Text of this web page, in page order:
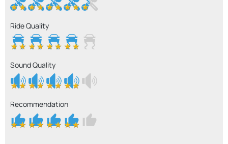
Ride Quality
Sound Quality
Recommendation